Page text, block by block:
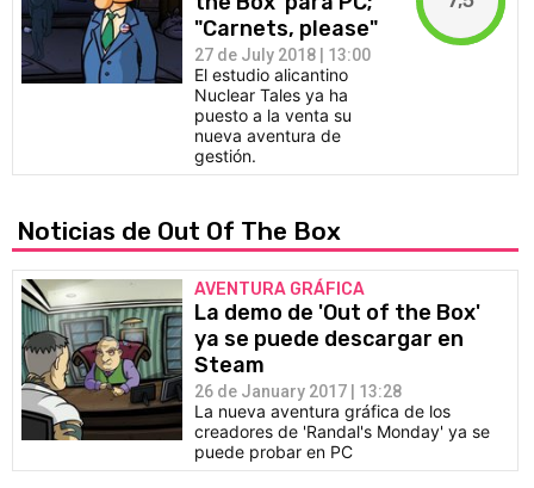
"Carnets, please"
27 de July 2018 | 13:00
El estudio alicantino
Nuclear Tales ya ha
puesto a la venta su
nueva aventura de
gestión.
Noticias de Out Of The Box
AVENTURA GRÁFICA
La demo de 'Out of the Box'
ya se puede descargar en
Steam
26 de January 2017 | 13:28
La nueva aventura gráfica de los
creadores de 'Randal's Monday' ya se
puede probar en PC